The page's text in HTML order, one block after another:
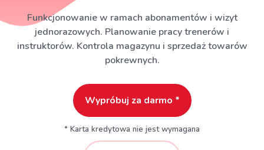
Funkcjonowanie w ramach abonamentów i wizyt
jednorazowych. Planowanie pracy trenerów i
instruktorów. Kontrola magazynu i sprzedaż towarów
pokrewnych.
Wypróbuj za darmo *
* Karta kredytowa nie jest wymagana